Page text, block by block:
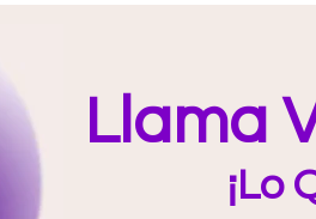
Llama
¡Lo